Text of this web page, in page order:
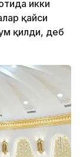
икки
қайси
қилди, деб